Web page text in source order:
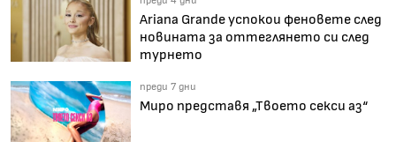
Ariana Grande успокои феновете след
новината за оттеглянето си след
турнето
преди 7 дни
Миро представя „Твоето секси аз“